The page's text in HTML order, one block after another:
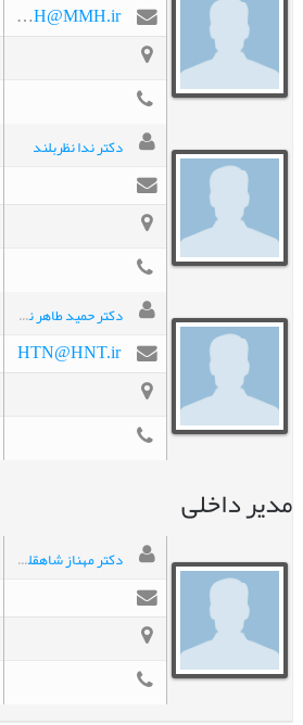
MMH@MMH.ir
دکتر ندا نظربلند
دکتر حمید طاهر نشاط دوست
HTN@HNT.ir
مدیر داخلی
دکتر مهناز شاهقلیان